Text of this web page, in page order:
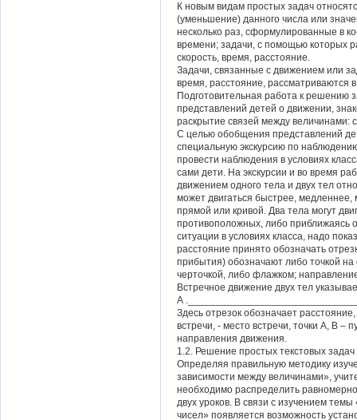
К новым видам простых задач
(уменьшение) данного числа или
несколько раз, сформулированные в
времени; задачи, с помощью которых
скорость, время, расстояние.
Задачи, связанные с движением или
время, расстояние, рассматриваются в
Подготовительная работа к решению
представлений детей о движении,
раскрытие связей между величинами:
С целью обобщения представлений
специальную экскурсию по
провести наблюдения в условиях
сами дети. На экскурсии и во время
движением одного тела и двух тел
может двигаться быстрее, медленнее,
прямой или кривой. Два тела могут
противоположных, либо приближаясь
ситуации в условиях класса, надо
расстояние принято обозначать
прибытия) обозначают либо точкой на
черточкой, либо флажком;
Встречное движение двух тел
А
Здесь отрезок обозначает
встречи, - место встречи, точки А, В –
направления движения.
1.2. Решение простых текстовых
Определяя правильную методику
зависимости между величинами»,
необходимо распределить
двух уроков. В связи с изучением
чисел» появляется возможность